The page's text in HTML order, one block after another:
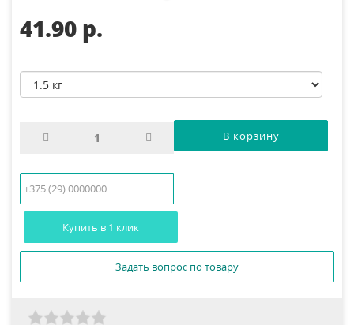
41.90 p.
Купить в 1 клик
Задать вопрос по товару